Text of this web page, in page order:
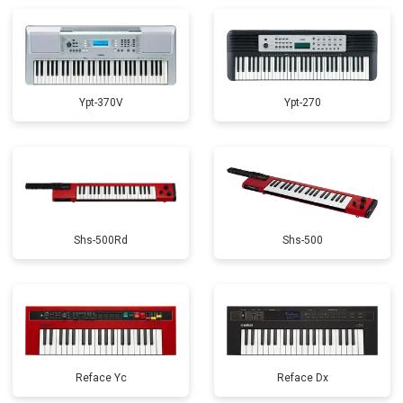
Ypt-370V Ypt-270
Shs-500Rd Shs-500
Reface Yc Reface Dx